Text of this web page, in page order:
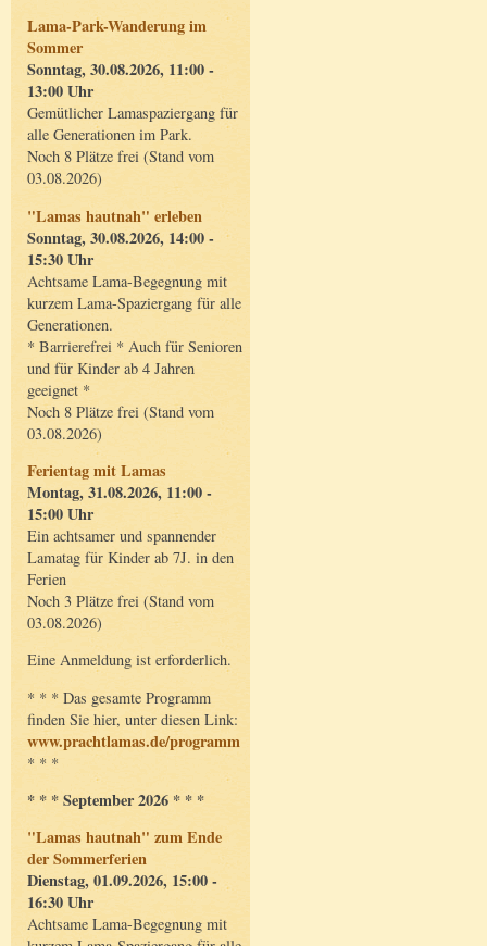
Lama-Park-Wanderung im
Sommer
Sonntag, 30.08.2026, 11:00 -
13:00 Uhr
Gemütlicher Lamaspaziergang für
alle Generationen im Park.
Noch 8 Plätze frei (Stand vom
03.08.2026)
"Lamas hautnah" erleben
Sonntag, 30.08.2026, 14:00 -
15:30 Uhr
Achtsame Lama-Begegnung mit
kurzem Lama-Spaziergang für alle
Generationen.
* Barrierefrei * Auch für Senioren
und für Kinder ab 4 Jahren
geeignet *
Noch 8 Plätze frei (Stand vom
03.08.2026)
Ferientag mit Lamas
Montag, 31.08.2026, 11:00 -
15:00 Uhr
Ein achtsamer und spannender
Lamatag für Kinder ab 7J. in den
Ferien
Noch 3 Plätze frei (Stand vom
03.08.2026)
Eine Anmeldung ist erforderlich.
* * * Das gesamte Programm
finden Sie hier, unter diesen Link:
www.prachtlamas.de/programm
* * *
* * * September 2026 * * *
"Lamas hautnah" zum Ende
der Sommerferien
Dienstag, 01.09.2026, 15:00 -
16:30 Uhr
Achtsame Lama-Begegnung mit